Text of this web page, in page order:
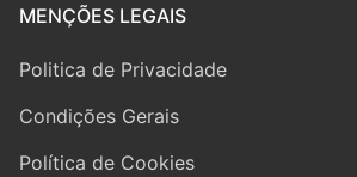
MENÇÕES LEGAIS
Politica de Privacidade
Condições Gerais
Política de Cookies